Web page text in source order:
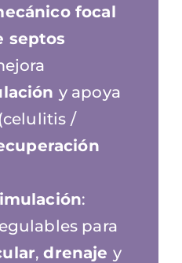
focal
septos
y apoya
(celulitis /
:
para
,drenaje y